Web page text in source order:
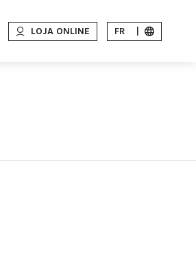
LOJA ONLINE FR